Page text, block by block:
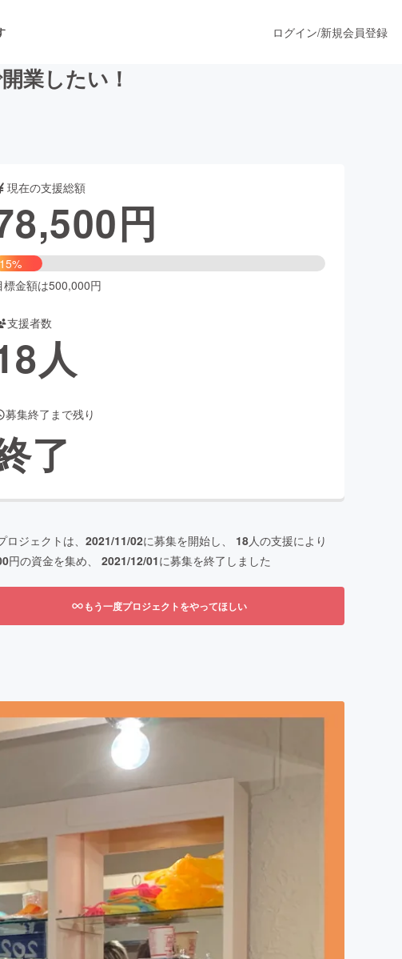
ンス
ファッション
ルスケア
ログイン/新規会員登録
業したい！
現在の支援総額
円
15%
標金額は500,000円
支援者数
人
募集終了まで残り
了
ロジェクトは、 2021/11/02に募集を開始し、 18人の支援により
円の資金を集め、 2021/12/01に募集を終了しました
もう一度プロジェクトをやってほしい